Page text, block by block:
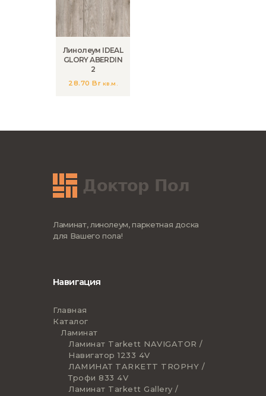
Линолеум IDEAL
GLORY ABERDIN
2
28.70 Br кв.м.
Ламинат, линолеум, паркетная доска
для Вашего пола!
Навигация
Главная
Каталог
Ламинат
Ламинат Tarkett NAVIGATOR /
Навигатор 1233 4V
ЛАМИНАТ TARKETT TROPHY /
Трофи 833 4V
Ламинат Tarkett Gallery /